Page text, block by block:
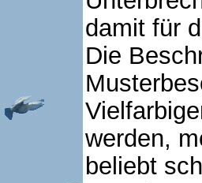
damit für
Die
werden,
beliebt